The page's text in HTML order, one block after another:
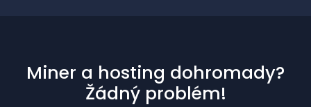
Miner a hosting dohromady?
Žádný problém!